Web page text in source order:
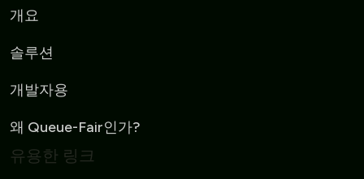
개요
솔루션
개발자용
왜 Queue-Fair인가?
유용한 링크